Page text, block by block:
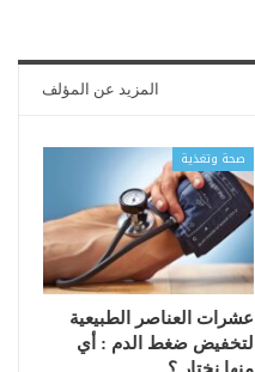
المزيد عن المؤلف
صحة وتغذية
عشرات العناصر الطبيعية
لتخفيض ضغط الدم : أي